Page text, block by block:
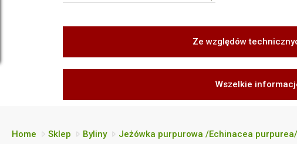
Ze względów
Wszelkie
Home Sklep Byliny Jeżówka purpurowa /Echinacea purpurea/